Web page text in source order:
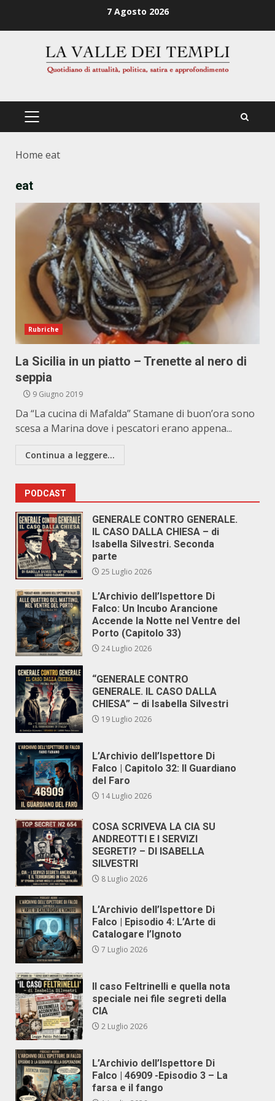
7 Agosto 2026
PRIMÄRES
Home eat
eat
Rubriche
La Sicilia in un piatto – Trenette al nero di
seppia
9 Giugno 2019
Da “La cucina di Mafalda” Stamane di buon’ora sono
scesa a Marina dove i pescatori erano appena...
Continua a leggere...
PODCAST
GENERALE CONTRO GENERALE.
IL CASO DALLA CHIESA – di
Isabella Silvestri. Seconda
parte
25 Luglio 2026
L’Archivio dell’Ispettore Di
Falco: Un Incubo Arancione
Accende la Notte nel Ventre del
Porto (Capitolo 33)
24 Luglio 2026
“GENERALE CONTRO
GENERALE. IL CASO DALLA
CHIESA” – di Isabella Silvestri
19 Luglio 2026
L’Archivio dell’Ispettore Di
Falco | Capitolo 32: Il Guardiano
del Faro
14 Luglio 2026
COSA SCRIVEVA LA CIA SU
ANDREOTTI E I SERVIZI
SEGRETI? – DI ISABELLA
SILVESTRI
8 Luglio 2026
L’Archivio dell’Ispettore Di
Falco | Episodio 4: L’Arte di
Catalogare l’Ignoto
7 Luglio 2026
Il caso Feltrinelli e quella nota
speciale nei file segreti della
CIA
2 Luglio 2026
L’Archivio dell’Ispettore Di
Falco | 46909 -Episodio 3 – La
farsa e il fango